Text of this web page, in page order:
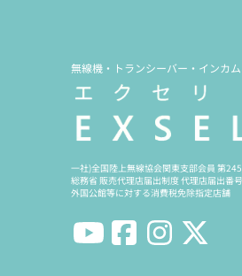
無線機・トランシーバー・インカ
一社)全国陸上無線協会関東支部会員 第
総務省 販売代理店届出制度 代理店届出番
外国公館等に対する消費税免除指定店舗